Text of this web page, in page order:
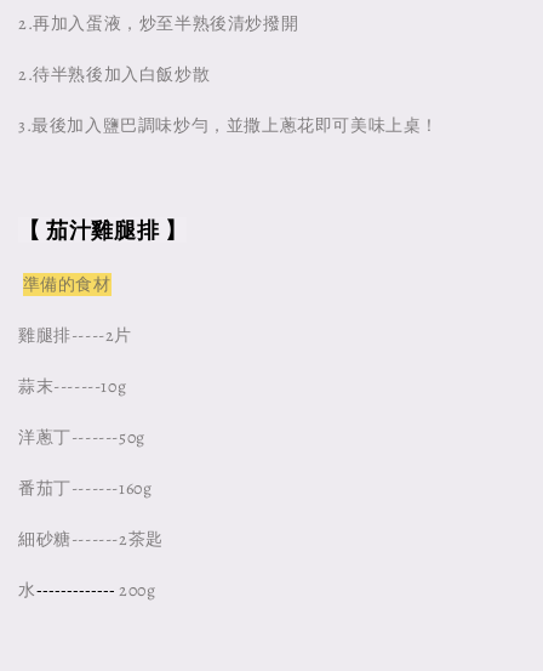
2.再加入蛋液，炒至半熟後清炒撥開
2.待半熟後加入白飯炒散
3.最後加入鹽巴調味炒勻，並撒上蔥花即可美味上桌！
【 茄汁雞腿排 】
準備的食材
雞腿排-----2片
蒜末-------10g
洋蔥丁-------50g
番茄丁-------160g
細砂糖-------2茶匙
水------------- 200g